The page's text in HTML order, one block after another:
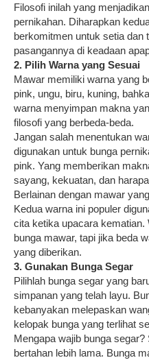
Filosofi inilah yang
pernikahan. Diharapkan
berkomitmen untuk setia dan
pasangannya di keadaan
2. Pilih Warna yang Sesuai
Mawar memiliki warna yang
pink, ungu, biru, kuning,
warna menyimpan makna
filosofi yang berbeda-beda.
Jangan salah menentukan
digunakan untuk bunga
pink. Yang memberikan
sayang, kekuatan, dan
Berlainan dengan mawar
Kedua warna ini populer
cita ketika upacara kematian.
bunga mawar, tapi jika beda
yang diberikan.
3. Gunakan Bunga Segar
Pilihlah bunga segar yang
simpanan yang telah layu.
kebanyakan melepaskan
kelopak bunga yang terlihat
Mengapa wajib bunga
bertahan lebih lama. Bunga